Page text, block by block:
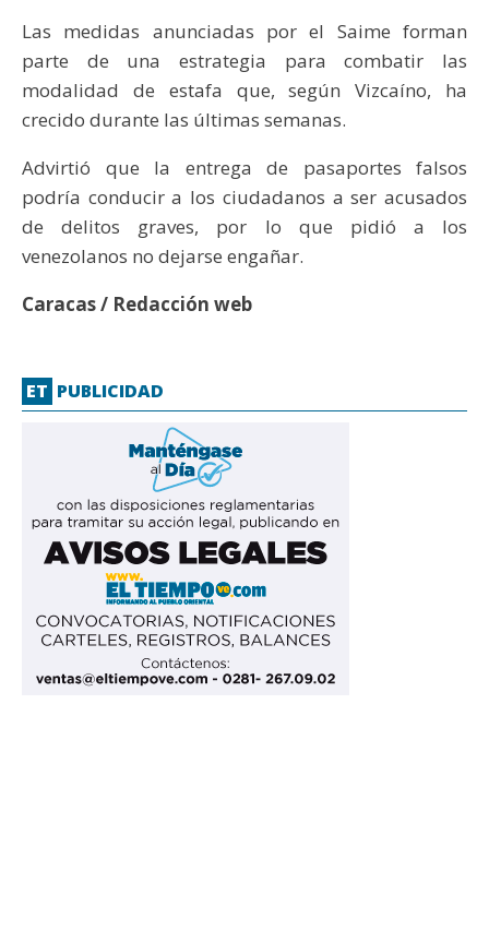
Las medidas anunciadas por el Saime forman
parte de una estrategia para combatir las
modalidad de estafa que, según Vizcaíno, ha
crecido durante las últimas semanas.
Advirtió que la entrega de pasaportes falsos
podría conducir a los ciudadanos a ser acusados
de delitos graves, por lo que pidió a los
venezolanos no dejarse engañar.
Caracas / Redacción web
ET PUBLICIDAD